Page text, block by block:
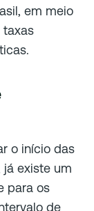
em meio
taxas
o início das
já existe um
para os
de